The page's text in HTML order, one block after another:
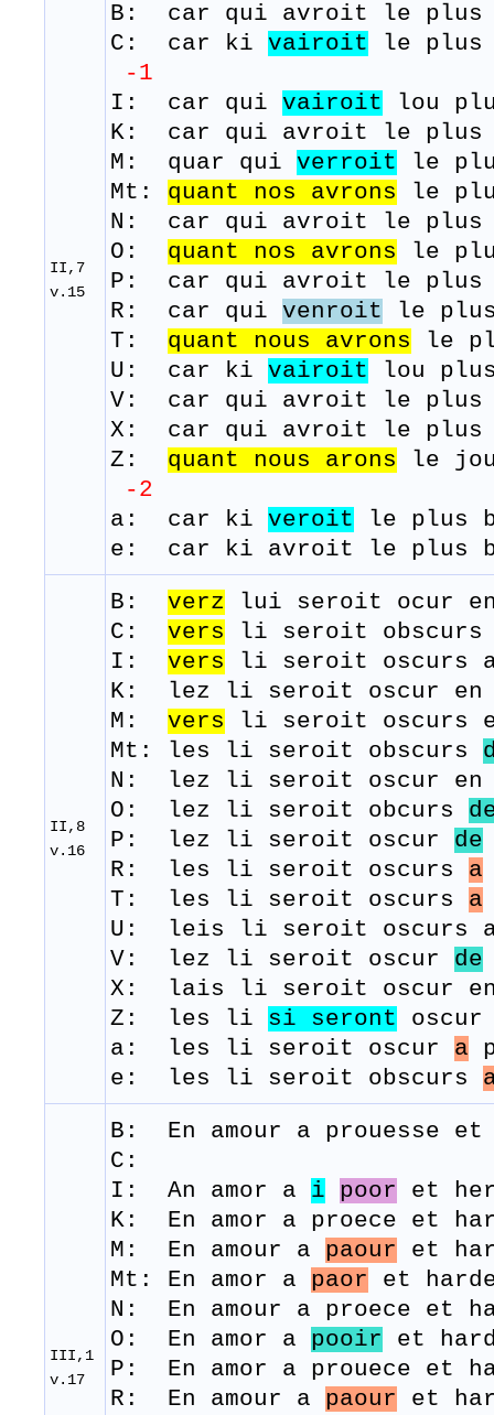
II,7
v.15
B: car qui avroit le
C: car ki vairoit le
-1
I: car qui vairoit lou
K: car qui avroit le plus
M: quar qui verroit le
Mt: quant nos avrons le
N: car qui avroit le plus
O: quant nos avrons le
P: car qui avroit le plus
R: ​ car qui venroit le
T: quant nous avrons le
U: car ki vairoit lou
V: car qui avroit le plus
X: car qui avroit le plus
Z: quant nous arons le
-2
a: car ki veroit le plus
e: car ki avroit le plus
II,8
v.16
B: verz lui seroit ocur
C: vers li seroit
I: vers li seroit oscurs
K: lez li seroit oscur en
M: vers li seroit oscurs
Mt: les li seroit obscurs
N: lez li seroit oscur en
O: lez li seroit obcurs
P: lez li seroit oscur de
R: les li seroit oscurs a
T: les
li seroit oscurs a
U: leis li seroit oscurs
V: lez li seroit oscur de
X: lais li seroit oscur
Z: les li si seront
a: les li seroit oscur a
e: les li seroit obscurs
III,1
v.17
B: En amour a prouesse
C:
I: An amor a i poor et
K: En amor a proece et
M: En amour a paour et
Mt: En amor a paor et
N: En amour a proece et
O: En amor a pooir et
P: En amor a prouece et
R: En amour a paour et h